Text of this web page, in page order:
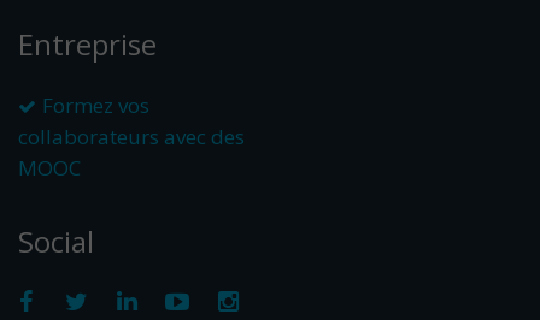
Entreprise
Formez vos
collaborateurs avec des
MOOC
Social